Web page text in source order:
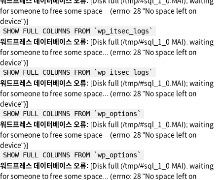
for someone to free some space... (errno: 28 "No space left on
device")]
SHOW FULL COLUMNS FROM `wp_itsec_logs`
워드프레스 데이터베이스 오류: [Disk full (/tmp/#sql_1_0.MAI); waiting
for someone to free some space... (errno: 28 "No space left on
device")]
SHOW FULL COLUMNS FROM `wp_itsec_logs`
워드프레스 데이터베이스 오류: [Disk full (/tmp/#sql_1_0.MAI); waiting
for someone to free some space... (errno: 28 "No space left on
device")]
SHOW FULL COLUMNS FROM `wp_options`
워드프레스 데이터베이스 오류: [Disk full (/tmp/#sql_1_0.MAI); waiting
for someone to free some space... (errno: 28 "No space left on
device")]
SHOW FULL COLUMNS FROM `wp_options`
워드프레스 데이터베이스 오류: [Disk full (/tmp/#sql_1_0.MAI); waiting
for someone to free some space... (errno: 28 "No space left on